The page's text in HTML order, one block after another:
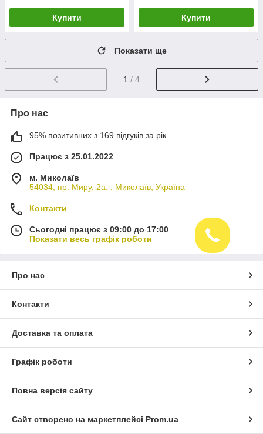
Купити Купити
Показати ще
1 / 4
Про нас
95% позитивних з 169 відгуків за рік
Працює з 25.01.2022
м. Миколаїв
54034, пр. Миру, 2а. , Миколаїв, Україна
Контакти
Сьогодні працює з 09:00 до 17:00
Показати весь графік роботи
Про нас
Контакти
Доставка та оплата
Графік роботи
Повна версія сайту
Сайт створено на маркетплейсі Prom.ua